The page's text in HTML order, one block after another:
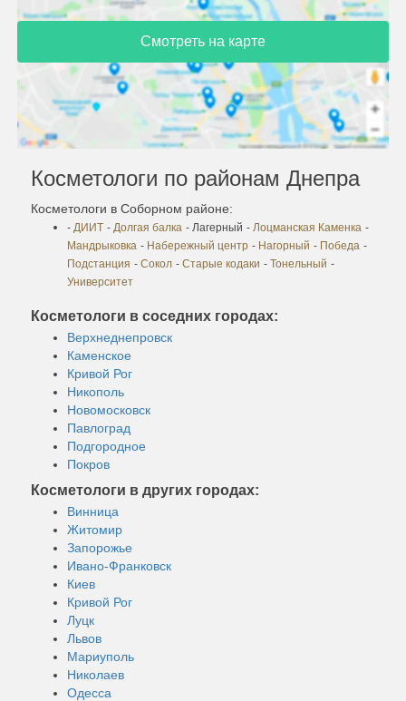
Смотреть на карте
Косметологи по районам Днепра
Косметологи в Соборном районе:
- ДИИТ - Долгая балка - Лагерный - Лоцманская Каменка -
Мандрыковка - Набережный центр - Нагорный - Победа -
Подстанция - Сокол - Старые кодаки - Тонельный -
Университет
Косметологи в соседних городах:
Верхнеднепровск
Каменское
Кривой Рог
Никополь
Новомосковск
Павлоград
Подгородное
Покров
Косметологи в других городах:
Винница
Житомир
Запорожье
Ивано-Франковск
Киев
Кривой Рог
Луцк
Львов
Мариуполь
Николаев
Одесса